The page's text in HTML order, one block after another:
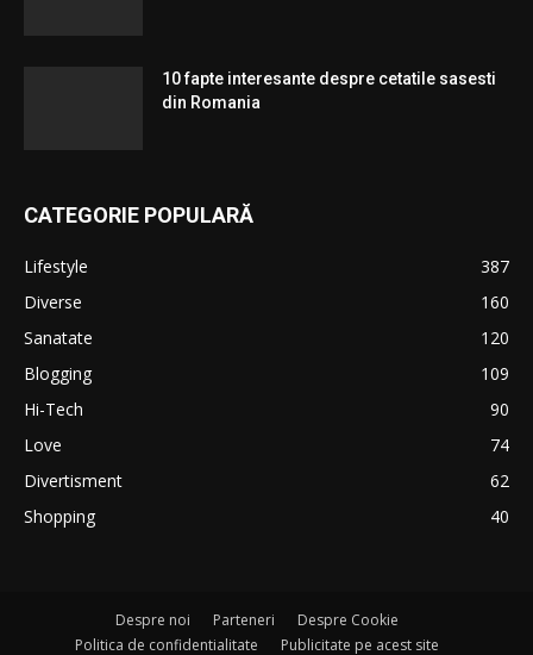
10 fapte interesante despre cetatile sasesti
din Romania
CATEGORIE POPULARĂ
Lifestyle
387
Diverse
160
Sanatate
120
Blogging
109
Hi-Tech
90
Love
74
Divertisment
62
Shopping
40
Despre noi Parteneri
Despre Cookie
Politica de confidentialitate
Publicitate pe acest site